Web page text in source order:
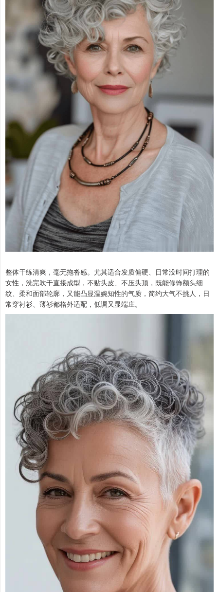
整体干练清爽，毫无拖沓感。尤其适合发质偏硬、日常没时间打理的
女性，洗完吹干直接成型，不贴头皮、不压头顶，既能修饰额头细
纹、柔和面部轮廓，又能凸显温婉知性的气质，简约大气不挑人，日
常穿衬衫、薄衫都格外适配，低调又显端庄。